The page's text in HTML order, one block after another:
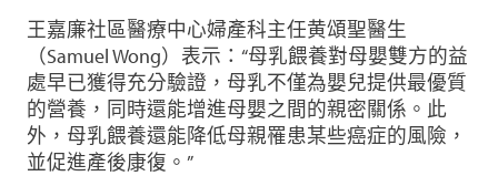
王嘉廉社區醫療中心婦產科主任黄頌聖醫生
（Samuel Wong）表示：“母乳餵養對母嬰雙方的益
處早已獲得充分驗證，母乳不僅為嬰兒提供最優質
的營養，同時還能增進母嬰之間的親密關係。此
外，母乳餵養還能降低母親罹患某些癌症的風險，
並促進產後康復。”